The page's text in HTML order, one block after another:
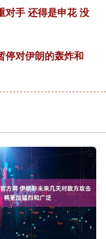
对手 还得是申花 没
停对伊朗的轰炸和